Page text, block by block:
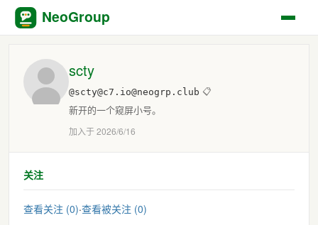
NeoGroup
scty
@scty@c7.io@neogrp.club 📋
新开的一个窥屏小号。
加入于 2026/6/16
关注
查看关注 (0)·查看被关注 (0)